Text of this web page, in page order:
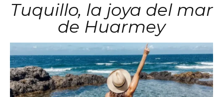
Tuquillo, la joya del mar
de Huarmey